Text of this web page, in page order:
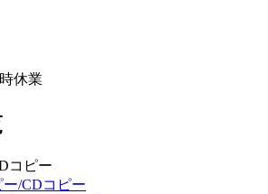
休業
コピー
/CDコピー